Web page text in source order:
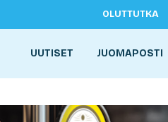
OLUTTUTKA
UUTISET JUOMAPOSTI